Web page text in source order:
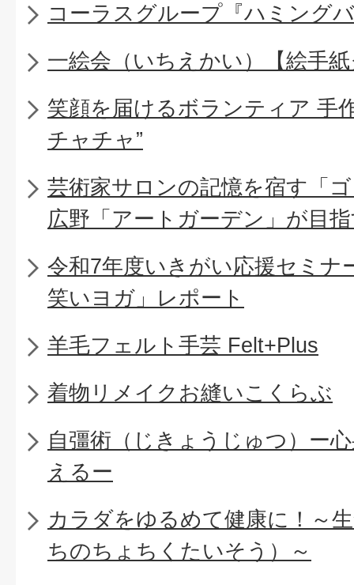
コーラスグループ『ハミング
一絵会（いちえかい）【絵手
笑顔を届けるボランティア 手
チャチャ”
芸術家サロンの記憶を宿す「
広野「アートガーデン」が目
令和7年度いきがい応援セミナ
笑いヨガ」レポート
羊毛フェルト手芸 Felt+Plus
着物リメイクお縫いこくらぶ
自彊術（じきょうじゅつ）ー
えるー
カラダをゆるめて健康に！～
ちのちょちくたいそう）～